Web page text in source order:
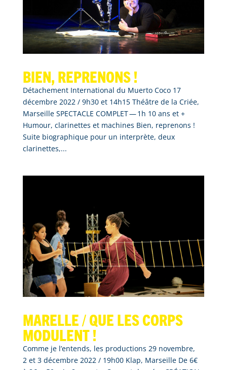
Bien, reprenons !
Détachement International du Muerto Coco 17
décembre 2022 / 9h30 et 14h15 Théâtre de la Criée,
Marseille SPECTACLE COMPLET — 1h 10 ans et +
Humour, clarinettes et machines Bien, reprenons !
Suite biographique pour un interprète, deux
clarinettes,...
Marelle / que les corps
modulent !
Comme je l’entends, les productions 29 novembre,
2 et 3 décembre 2022 / 19h00 Klap, Marseille De 6€